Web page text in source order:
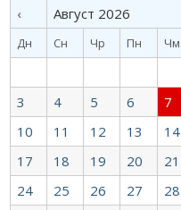
‹ Август 2026
Дн Сн Чр Пн Чм
3
4 5 6 7
10
11 12 13 14
17
18 19 20 21
24
25 26 27 28